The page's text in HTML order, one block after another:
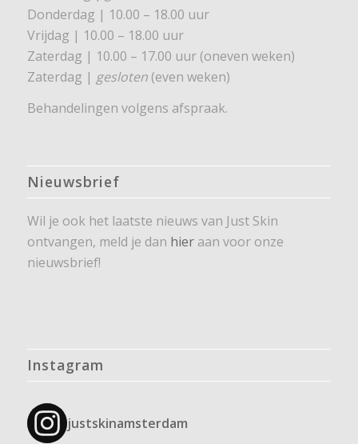
Donderdag | 10.00 – 18.00 uur
Vrijdag | 10.00 – 18.00 uur
Zaterdag | 10.00 – 17.00 uur (oneven weken)
Zaterdag | gesloten(even weken)
Behandelingen volgens afspraak.
Nieuwsbrief
Wil je ook het laatste nieuws van Just Skin
ontvangen, meld je dan hieraan voor onze
nieuwsbrief!
Instagram
justskinamsterdam